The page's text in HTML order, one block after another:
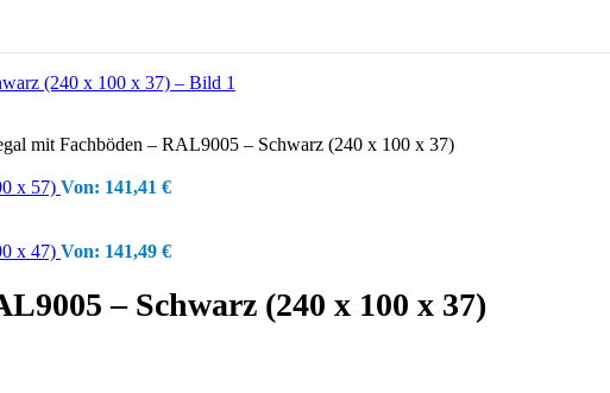
mit Fachböden – RAL9005 – Schwarz (240 x 100 x 37)
x 57) Von: 141,41 €
x 47) Von: 141,49 €
– Schwarz (240 x 100 x 37)